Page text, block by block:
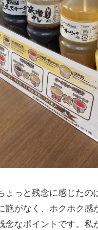
ょっと残念に感じたの
艶がなく、ホクホク感
念なポイントです。私